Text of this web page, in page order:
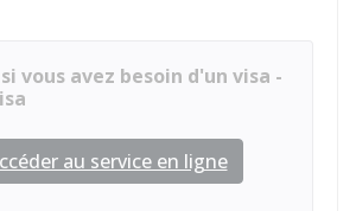
vous avez besoin d'un visa -
au service en ligne